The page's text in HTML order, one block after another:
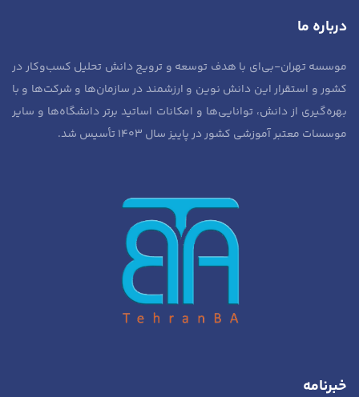
درباره ما
موسسه تهران-بی‌ای با هدف توسعه و ترویج دانش تحلیل کسب‌وکار در
کشور و استقرار این دانش نوین و ارزشمند در سازمان‌ها و شرکت‌ها و با
بهره‌گیری از دانش، توانایی‌ها و امکانات اساتید برتر دانشگاه‌ها و سایر
موسسات معتبر آموزشی کشور در پاییز سال ۱۴۰۳ تأسیس شد.
خبرنامه